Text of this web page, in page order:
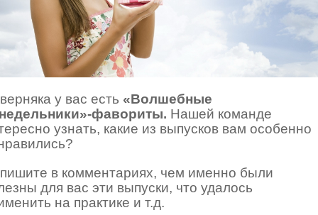
у вас есть «Волшебные
фавориты. Нашей команде
узнать, какие из выпусков вам особенно
в комментариях, чем именно были
для вас эти выпуски, что удалось
на практике и т.д.